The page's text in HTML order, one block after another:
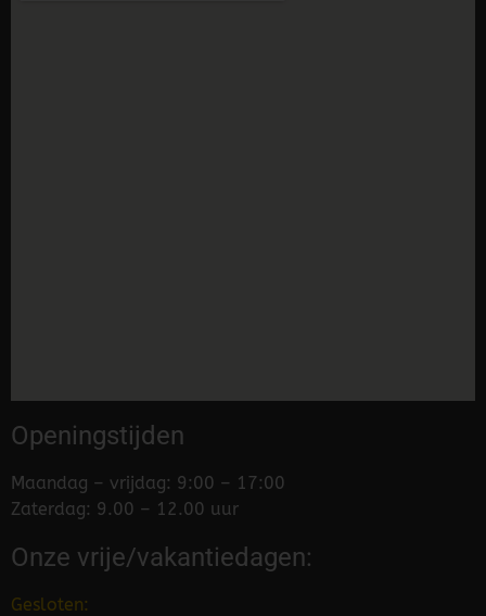
Openingstijden
Maandag – vrijdag: 9:00 – 17:00
Zaterdag: 9.00 – 12.00 uur
Onze vrije/vakantiedagen:
Gesloten: